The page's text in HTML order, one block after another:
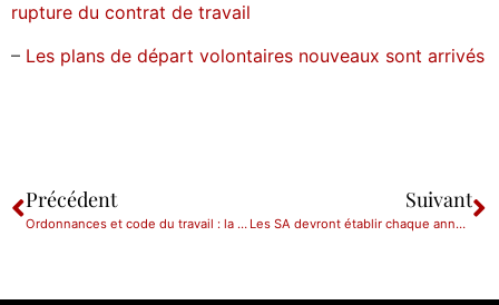
rupture du contrat de travail
– Les plans de départ volontaires nouveaux sont arrivés
Précédent
Ordonnances et code du travail : la réforme décryptée
Suivant
Les SA devront établir chaque année un rapport sur le gouvernement d’entreprise